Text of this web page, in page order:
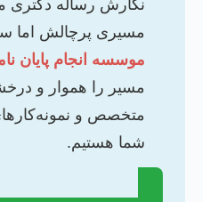
نگارش رساله دکتری
مسیری پرچالش اما
موسسه انجام پایان
مسیر را هموار و
متخصص و
شما هستیم.